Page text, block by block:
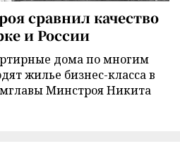
сравнил качество
и России
дома по многим
жилье бизнес-класса в
Минстроя Никита